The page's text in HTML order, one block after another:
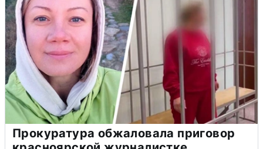
Прокуратура обжаловала приговор